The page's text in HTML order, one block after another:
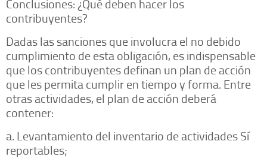
Conclusiones: ¿Qué deben hacer los
contribuyentes?
Dadas las sanciones que involucra el no debido
cumplimiento de esta obligación, es indispensable
que los contribuyentes definan un plan de acción
que les permita cumplir en tiempo y forma. Entre
otras actividades, el plan de acción deberá
contener:
a. Levantamiento del inventario de actividades Sí
reportables;